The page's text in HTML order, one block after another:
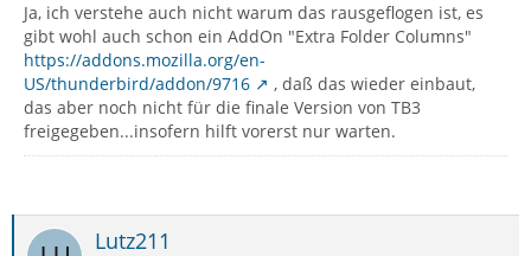
Ja, ich verstehe auch nicht warum das rausgeflogen ist, es
gibt wohl auch schon ein AddOn "Extra Folder Columns"
https://addons.mozilla.org/en-
US/thunderbird/addon/9716
, daß das wieder einbaut,
das aber noch nicht für die finale Version von TB3
freigegeben...insofern hilft vorerst nur warten.
Lutz211